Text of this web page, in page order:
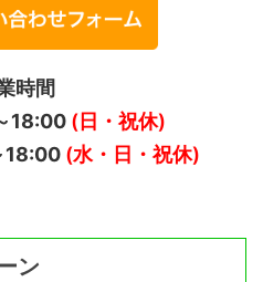
時間
18:00(日・祝休)
18:00 (水・日・祝休)
ン